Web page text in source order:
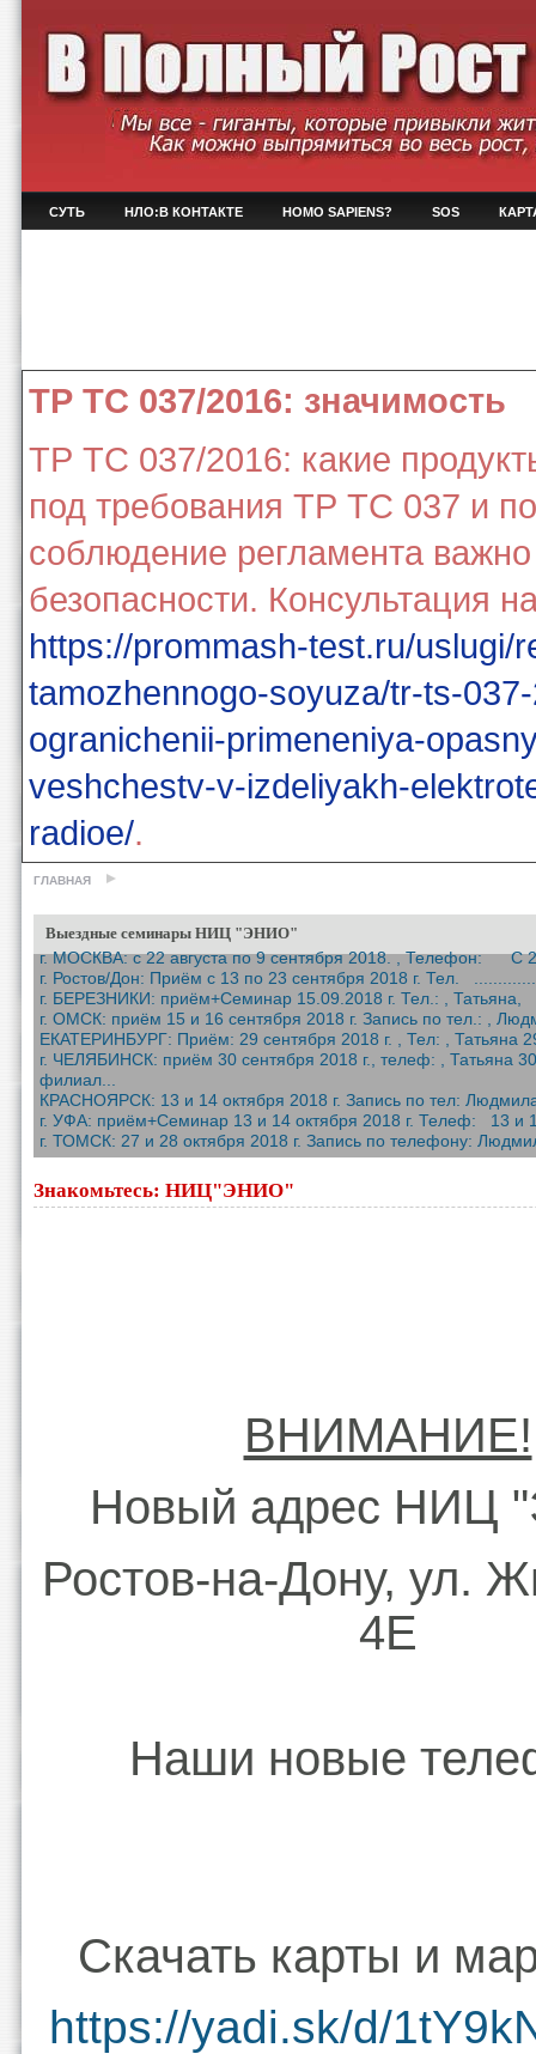
СУТЬ НЛО:В КОНТАКТЕ HOMO SAPIENS? SOS
ТР ТС 037/2016: значимость
ТР ТС 037/2016: какие
под требования ТР ТС 037 и
соблюдение регламента
безопасности. Консультация
https://prommash-test.ru/uslugi/
tamozhennogo-soyuza/tr-ts-
ogranichenii-primeneniya-
veshchestv-v-izdeliyakh-
radioe/.
ГЛАВНАЯ
Выездные семинары НИЦ "ЭНИО"
г. МОСКВА: с 22 августа по 9 сентября 2018. , Телефон: С
г. Ростов/Дон: Приём c 13 по 23 сентября 2018 г. Тел.
г. БЕРЕЗНИКИ: приём+Семинар 15.09.2018 г. Тел.: , Татьяна,
г. ОМСК: приём 15 и 16 сентября 2018 г. Запись по тел.: ,
ЕКАТЕРИНБУРГ: Приём: 29 сентября 2018 г. , Тел: , Татьяна
г. ЧЕЛЯБИНСК: приём 30 сентября 2018 г., телеф: , Татьяна
филиал...
КРАСНОЯРСК: 13 и 14 октября 2018 г. Запись по тел:
г. УФА: приём+Семинар 13 и 14 октября 2018 г. Телеф: 13 и
г. ТОМСК: 27 и 28 октября 2018 г. Запись по телефону:
Знакомьтесь: НИЦ"ЭНИО"
ВНИМАНИЕ!
Новый адрес НИЦ
Ростов-на-Дону, ул.
4Е
Наши новые
Скачать карты и
https://yadi.sk/d/